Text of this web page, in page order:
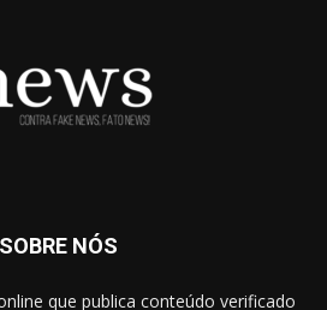
SOBRE NÓS
que publica conteúdo verificado